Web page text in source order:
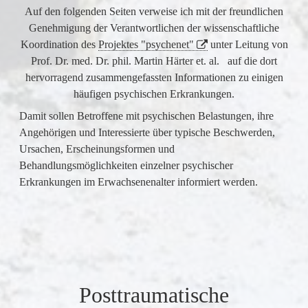
Auf den folgenden Seiten verweise ich mit der freundlichen
Genehmigung der Verantwortlichen der wissenschaftliche
Koordination des Projektes "psychenet"
unter Leitung von
Prof. Dr. med. Dr. phil. Martin Härter et. al. auf die dort
hervorragend zusammengefassten Informationen zu einigen
häufigen psychischen Erkrankungen.
Damit sollen Betroffene mit psychischen Belastungen, ihre
Angehörigen und Interessierte über typische Beschwerden,
Ursachen, Erscheinungsformen und
Behandlungsmöglichkeiten einzelner psychischer
Erkrankungen im Erwachsenenalter informiert werden.
Posttraumatische